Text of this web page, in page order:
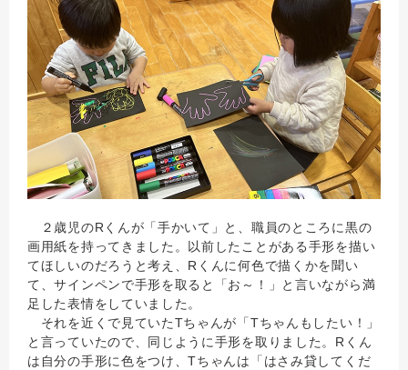
２歳児のRくんが「手かいて」と、職員のところに黒の
画用紙を持ってきました。以前したことがある手形を描い
てほしいのだろうと考え、Rくんに何色で描くかを聞い
て、サインペンで手形を取ると「お～！」と言いながら満
足した表情をしていました。
それを近くで見ていたTちゃんが「Tちゃんもしたい！」
と言っていたので、同じように手形を取りました。Rくん
は自分の手形に色をつけ、Tちゃんは「はさみ貸してくだ